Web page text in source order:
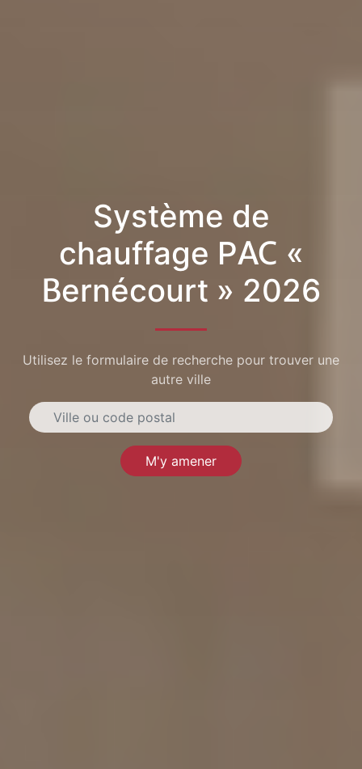
Système de
chauffage PAC «
Bernécourt » 2026
Utilisez le formulaire de recherche pour trouver une
autre ville
M'y amener